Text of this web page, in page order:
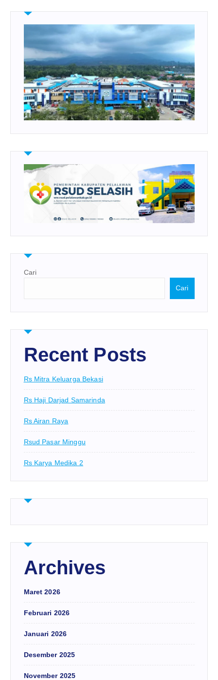
Cari
Cari
Recent Posts
Rs Mitra Keluarga Bekasi
Rs Haji Darjad Samarinda
Rs Airan Raya
Rsud Pasar Minggu
Rs Karya Medika 2
Archives
Maret 2026
Februari 2026
Januari 2026
Desember 2025
November 2025